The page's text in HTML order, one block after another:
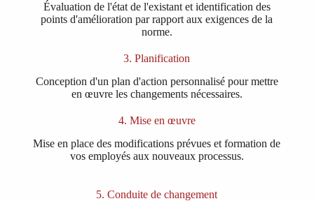
Évaluation de l'état de l'existant et identification des
points d'amélioration par rapport aux exigences de la
norme.​
3. Planification
Conception d'un plan d'action personnalisé pour mettre
en œuvre les changements nécessaires.
4. Mise en œuvre
Mise en place des modifications prévues et formation de
vos employés aux nouveaux processus.
5. Conduite de changement